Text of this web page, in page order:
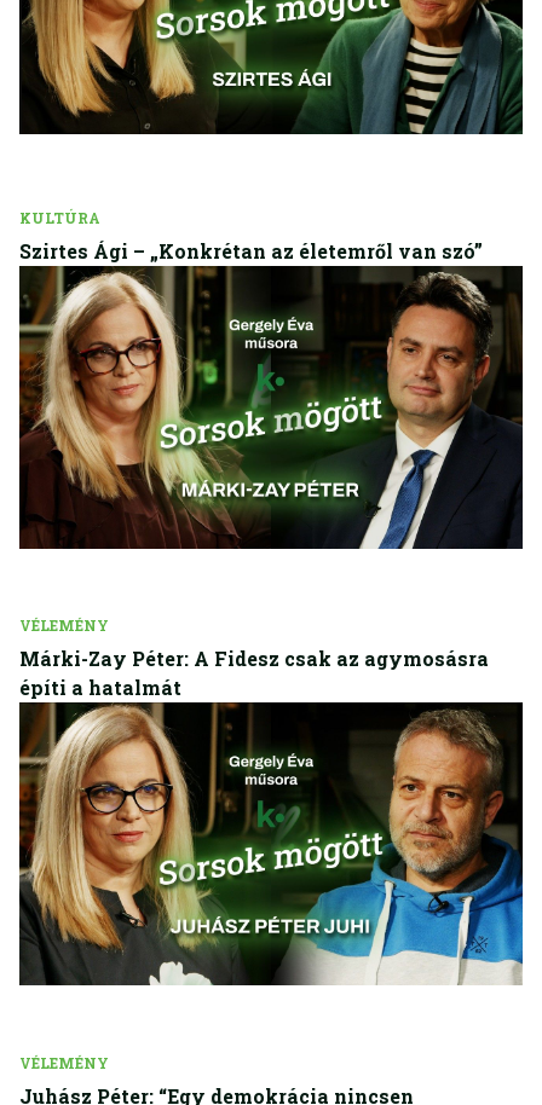
KULTÚRA
Szirtes Ági – „Konkrétan az életemről van szó”
VÉLEMÉNY
Márki-Zay Péter: A Fidesz csak az agymosásra
építi a hatalmát
VÉLEMÉNY
Juhász Péter: “Egy demokrácia nincsen